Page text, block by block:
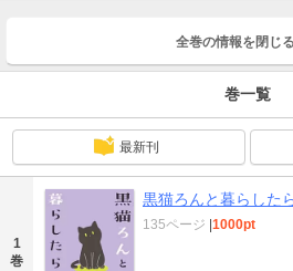
全巻の情報を 閉じる
巻一覧
最新刊
1
巻
黒猫ろんと暮らした
135ページ 1000pt